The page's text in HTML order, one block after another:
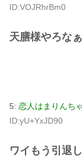
ID:VOJRhrBm0
天膳様やろなぁ
5: 恋人はまりんち
ID:yU+YxJD90
ワイもう引退